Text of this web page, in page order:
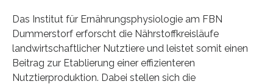
Das Institut für Ernährungsphysiologie am FBN
Dummerstorf erforscht die Nährstoffkreisläufe
landwirtschaftlicher Nutztiere und leistet somit einen
Beitrag zur Etablierung einer effizienteren
Nutztierproduktion. Dabei stellen sich die